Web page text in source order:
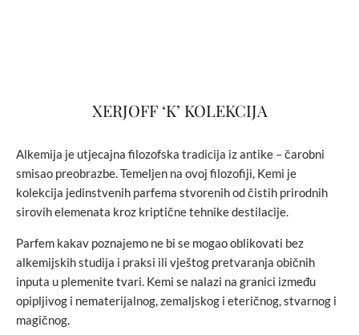
XERJOFF ‘K’ KOLEKCIJA
Alkemija je utjecajna filozofska tradicija iz antike – čarobni
smisao preobrazbe. Temeljen na ovoj filozofiji, Kemi je
kolekcija jedinstvenih parfema stvorenih od čistih prirodnih
sirovih elemenata kroz kriptične tehnike destilacije.
Parfem kakav poznajemo ne bi se mogao oblikovati bez
alkemijskih studija i praksi ili vještog pretvaranja običnih
inputa u plemenite tvari. Kemi se nalazi na granici između
opipljivog i nematerijalnog, zemaljskog i eteričnog, stvarnog i
magičnog.